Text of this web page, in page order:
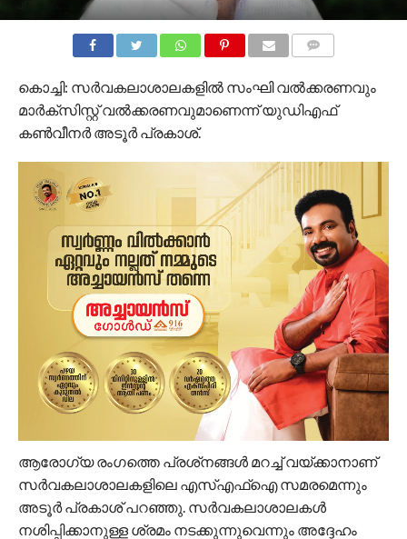
കൊച്ചി: സര്‍വകലാശാലകളില്‍ സംഘി വല്‍ക്കരണവും
മാര്‍ക്‌സിസ്റ്റ് വല്‍ക്കരണവുമാണെന്ന് യുഡിഎഫ്
കണ്‍വീനര്‍ അടൂര്‍ പ്രകാശ്.
ആരോഗ്യ രംഗത്തെ പ്രശ്‌നങ്ങള്‍ മറച്ച് വയ്ക്കാനാണ്
സര്‍വകലാശാലകളിലെ എസ്എഫ്‌ഐ സമരമെന്നും
അടൂര്‍ പ്രകാശ് പറഞ്ഞു. സര്‍വകലാശാലകള്‍
നശിപ്പിക്കാനുള്ള ശ്രമം നടക്കുന്നുവെന്നും അദ്ദേഹം